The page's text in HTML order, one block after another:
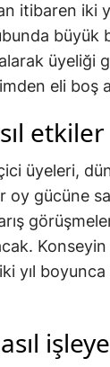
itibaren iki
üyeliği
eli boş
etkiler
üyeleri,
gücüne
Konseyin
yıl